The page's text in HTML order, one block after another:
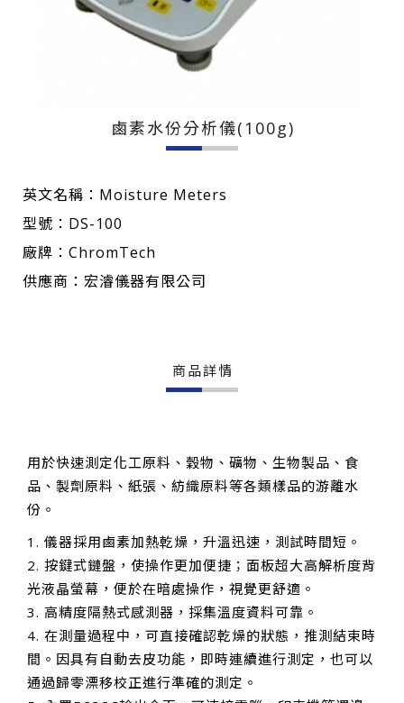
鹵素水份分析儀(100g)
英文名稱：Moisture Meters
型號：DS-100
廠牌：ChromTech
供應商：宏濬儀器有限公司
商品詳情
用於快速測定化工原料、穀物、礦物、生物製品、食
品、製劑原料、紙張、紡織原料等各類樣品的游離水
份。
1. 儀器採用鹵素加熱乾燥，升溫迅速，測試時間短。
2. 按鍵式鏈盤，使操作更加便捷；面板超大高解析度背
光液晶螢幕，便於在暗處操作，視覺更舒適。
3. 高精度隔熱式感測器，採集溫度資料可靠。
4. 在測量過程中，可直接確認乾燥的狀態，推測結束時
間。因具有自動去皮功能，即時連續進行測定，也可以
通過歸零漂移校正進行準確的測定。